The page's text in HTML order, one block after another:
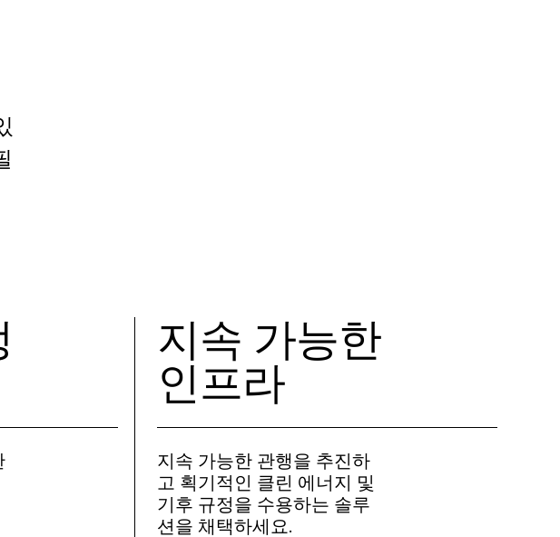
지속 가능한
인프라
지속 가능한 관행을 추진하
고 획기적인 클린 에너지 및
기후 규정을 수용하는 솔루
션을 채택하세요.